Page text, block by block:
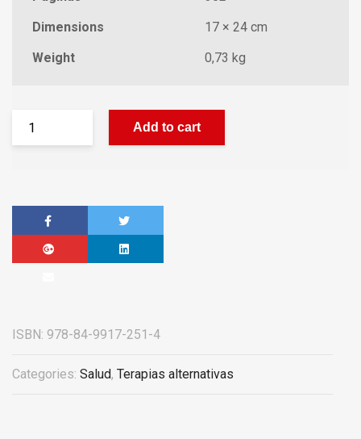
Dimensions
17 × 24 cm
Weight
0,73 kg
Add to cart
ISBN: 978-84-9917-251-4
Categories: Salud, Terapias alternativas